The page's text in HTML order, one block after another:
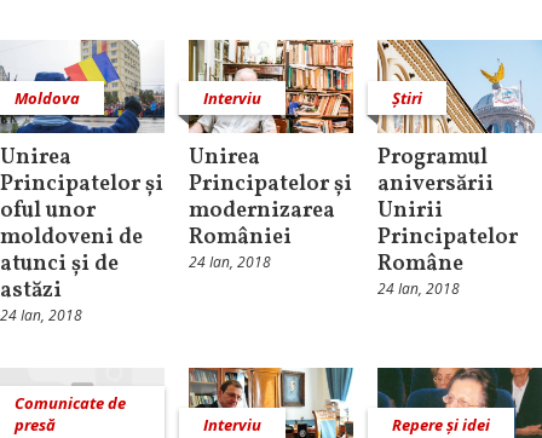
Moldova
Unirea
Principatelor și
oful unor
moldoveni de
atunci și de
astăzi
24 Ian, 2018
Interviu
Unirea
Principatelor și
modernizarea
României
24 Ian, 2018
Știri
Programul
aniversării
Unirii
Principatelor
Române
24 Ian, 2018
Comunicate de
presă
Interviu Repere și idei